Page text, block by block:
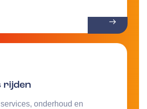
rijden
onderhoud en